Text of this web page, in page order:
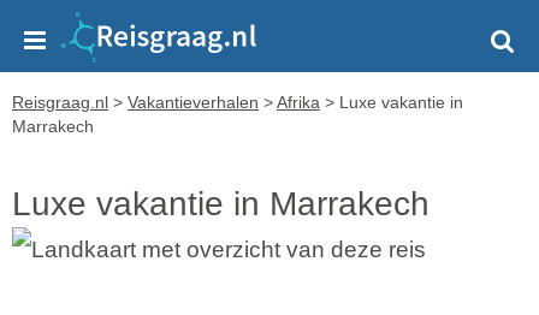
Reisgraag.nl > Vakantieverhalen >Afrika > Luxe vakantie in
Marrakech
Luxe vakantie in Marrakech